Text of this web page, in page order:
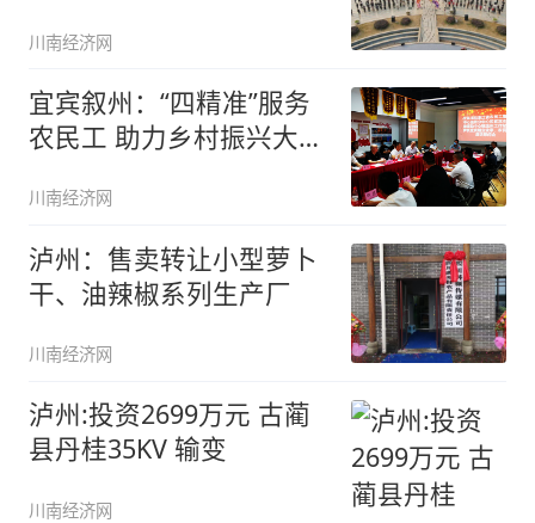
川南经济网
宜宾叙州：“四精准”服务
农民工 助力乡村振兴大舞
川南经济网
泸州：售卖转让小型萝卜
干、油辣椒系列生产厂
川南经济网
泸州:投资2699万元 古蔺
县丹桂35KV 输变
川南经济网